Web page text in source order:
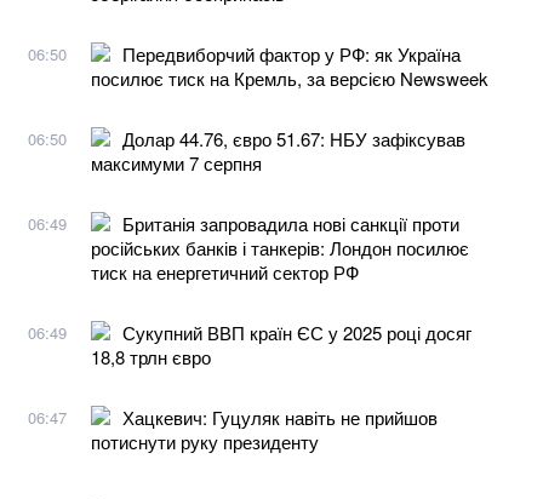
06:50
Передвиборчий фактор у РФ: як Україна
посилює тиск на Кремль, за версією Newsweek
06:50
Долар 44.76, євро 51.67: НБУ зафіксував
максимуми 7 серпня
06:49
Британія запровадила нові санкції проти
російських банків і танкерів: Лондон посилює
тиск на енергетичний сектор РФ
06:49
Сукупний ВВП країн ЄС у 2025 році досяг
18,8 трлн євро
06:47
Хацкевич: Гуцуляк навіть не прийшов
потиснути руку президенту